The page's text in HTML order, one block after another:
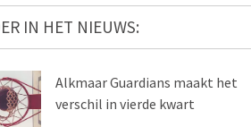
IN HET NIEUWS:
Alkmaar Guardians maakt het
verschil in vierde kwart